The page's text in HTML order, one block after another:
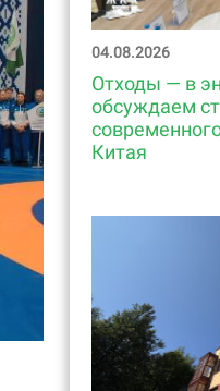
04.08.2026
Отходы — в
обсуждаем
Китая